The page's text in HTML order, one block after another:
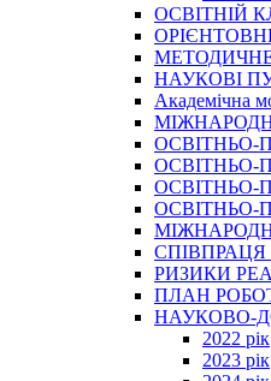
ОСВІТНІЙ
НАУКОВІ
Академічна
ОСВІТНЬО-
ОСВІТНЬО-
ОСВІТНЬО-
ОСВІТНЬО-
РИЗИКИ
ПЛАН
НАУКОВО-
2022 рік
2023 рік